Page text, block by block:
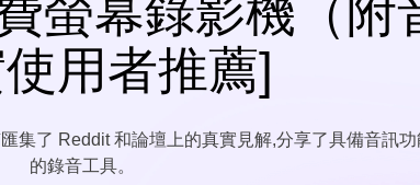
RecExperts
macOS螢幕錄製
螢幕錄影機（附
用者推薦]
集了 Reddit 和論壇上的真實見解,分享了具備音訊
的錄音工具。